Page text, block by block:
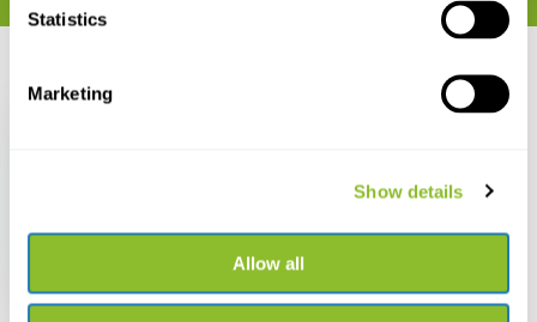
Statistics
Marketing
Show details
Allow all
HOBO Regenmeter